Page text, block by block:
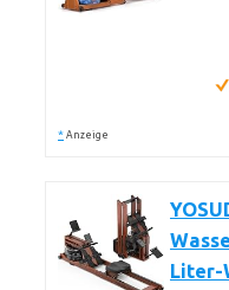
* Anzeige
Liter-